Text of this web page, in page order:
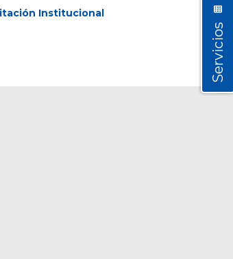
Institucional
Servicios